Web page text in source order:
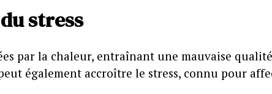
stress
par la chaleur, entraînant une mauvaise
également accroître le stress, connu pour